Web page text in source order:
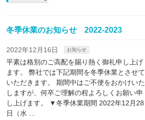
冬季休業のお知らせ 2022-2023
2022年12月16日 お知らせ
平素は格別のご高配を賜り熱く御礼申し上げ
ます。 弊社では下記期間を冬季休業とさせて
いただきます。 期間中はご不便をおかけいた
しますが、何卒ご理解の程よろしくお願い申
し上げます。 ▼冬季休業期間 2022年12月28
日（水 …